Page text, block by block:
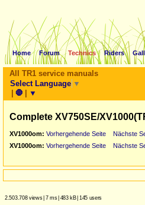
Home Forum Technics Riders
All TR1 service manuals
Select Language ▼
| 🛑 | ▼
Complete XV750SE/
XV1000om: Vorhergehende Seite Nächste
XV1000om: Vorhergehende Seite Nächste
2.503.708 views| 7 ms| 483 kB| 145 users